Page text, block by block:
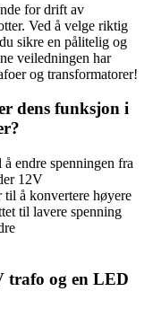
for drift av
Ved å velge riktig
sikre en pålitelig og
veiledningen har
og transformatorer!
dens funksjon i
endre spenningen fra
12V
til å konvertere høyere
til lavere spenning
trafo og en LED